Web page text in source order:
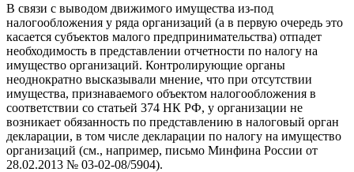
В связи с выводом движимого имущества из-под
налогообложения у ряда организаций (а в первую очередь это
касается субъектов малого предпринимательства) отпадет
необходимость в представлении отчетности по налогу на
имущество организаций. Контролирующие органы
неоднократно высказывали мнение, что при отсутствии
имущества, признаваемого объектом налогообложения в
соответствии со статьей 374 НК РФ, у организации не
возникает обязанность по представлению в налоговый орган
декларации, в том числе декларации по налогу на имущество
организаций (см., например, письмо Минфина России от
28.02.2013 № 03-02-08/5904).